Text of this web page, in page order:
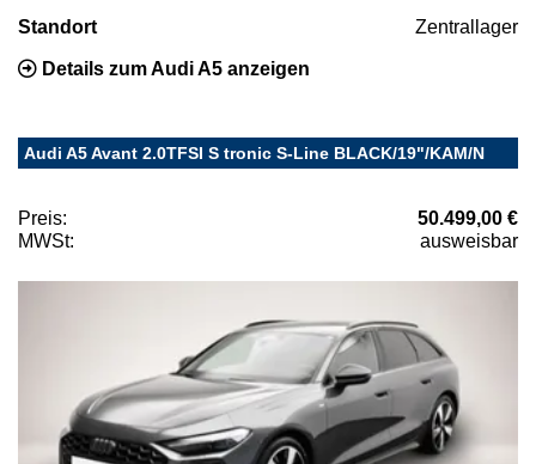
Standort Zentrallager
Details zum Audi A5 anzeigen
Audi A5 Avant 2.0TFSI S tronic S-Line BLACK/19"/KAM/N
Preis:
50.499,00 €
MWSt:
ausweisbar